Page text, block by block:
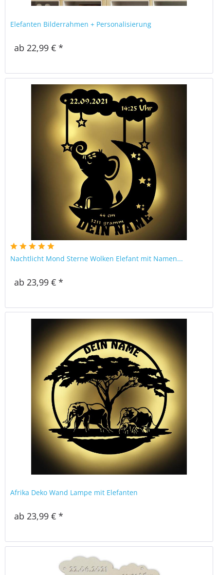
Elefanten Bilderrahmen + Personalisierung
ab 22,99 € *
Nachtlicht Mond Sterne Wolken Elefant mit Namen...
ab 23,99 € *
Afrika Deko Wand Lampe mit Elefanten
ab 23,99 € *